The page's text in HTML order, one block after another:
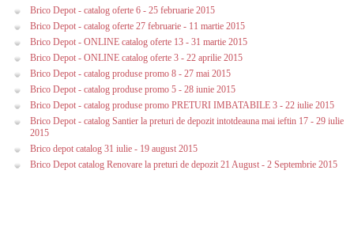
Brico Depot - catalog oferte 6 - 25 februarie 2015
Brico Depot - catalog oferte 27 februarie - 11 martie 2015
Brico Depot - ONLINE catalog oferte 13 - 31 martie 2015
Brico Depot - ONLINE catalog oferte 3 - 22 aprilie 2015
Brico Depot - catalog produse promo 8 - 27 mai 2015
Brico Depot - catalog produse promo 5 - 28 iunie 2015
Brico Depot - catalog produse promo PRETURI IMBATABILE 3 - 22 iulie 2015
Brico Depot - catalog Santier la preturi de depozit intotdeauna mai ieftin 17 - 29 iulie
2015
Brico depot catalog 31 iulie - 19 august 2015
Brico Depot catalog Renovare la preturi de depozit 21 August - 2 Septembrie 2015